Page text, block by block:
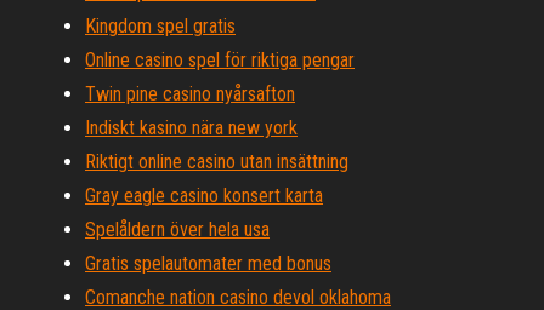
Kingdom spel gratis
Online casino spel för riktiga pengar
Twin pine casino nyårsafton
Indiskt kasino nära new york
Riktigt online casino utan insättning
Gray eagle casino konsert karta
Spelåldern över hela usa
Gratis spelautomater med bonus
Comanche nation casino devol oklahoma